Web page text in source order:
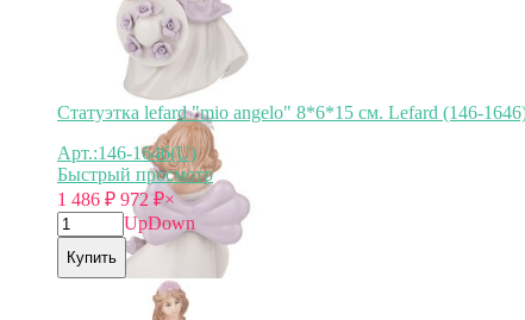
Статуэтка lefard "mio angelo" 8*6*15 см. Lefard (146-
Арт.:146-1646(U)
Быстрый просмотр
1 486 ₽ 972 ₽×
UpDown
Купить